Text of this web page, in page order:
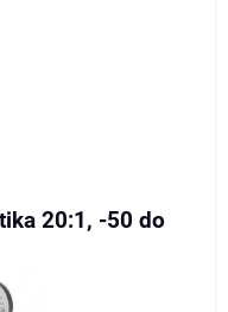
20:1, -50 do